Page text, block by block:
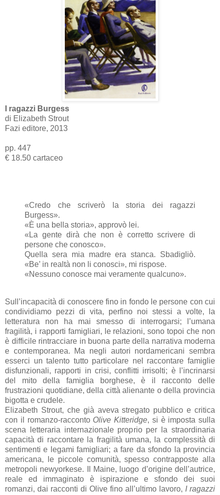
I ragazzi Burgess
di Elizabeth Strout
Fazi editore, 2013
pp. 447
€ 18.50 cartaceo
«Credo che scriverò la storia dei ragazzi
Burgess».
«È una bella storia», approvò lei.
«La gente dirà che non è corretto scrivere di
persone che conosco».
Quella sera mia madre era stanca. Sbadigliò.
«Be’ in realtà non li conosci», mi rispose.
«Nessuno conosce mai veramente qualcuno».
Sull’incapacità di conoscere fino in fondo le persone con cui
condividiamo pezzi di vita, perfino noi stessi a volte, la
letteratura non ha mai smesso di interrogarsi; l’umana
fragilità, i rapporti famigliari, le relazioni, sono topoi che non
è difficile rintracciare in buona parte della narrativa moderna
e contemporanea. Ma negli autori nordamericani sembra
esserci un talento tutto particolare nel raccontare famiglie
disfunzionali, rapporti in crisi, conflitti irrisolti; è l’incrinarsi
del mito della famiglia borghese, è il racconto delle
frustrazioni quotidiane, della città alienante o della provincia
bigotta e crudele.
Elizabeth Strout, che già aveva stregato pubblico e critica
con il romanzo-racconto Olive Kitteridge, si è imposta sulla
scena letteraria internazionale proprio per la straordinaria
capacità di raccontare la fragilità umana, la complessità di
sentimenti e legami famigliari; a fare da sfondo la provincia
americana, le piccole comunità, spesso contrapposte alla
metropoli newyorkese. Il Maine, luogo d’origine dell’autrice,
reale ed immaginato è ispirazione e sfondo dei suoi
romanzi, dai racconti di Olive fino all’ultimo lavoro, I ragazzi